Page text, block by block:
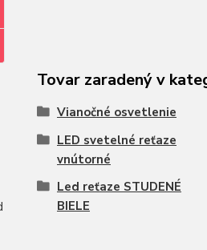
Tovar zaradený v
Vianočné osvetlenie
LED svetelné reťaze
vnútorné
Led reťaze STUDENÉ
BIELE